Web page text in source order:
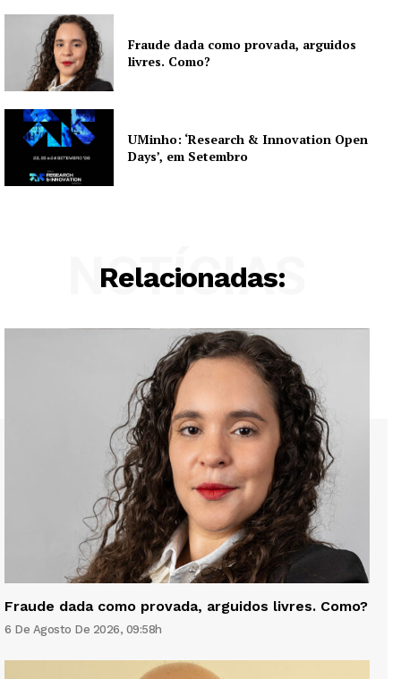
Fraude dada como provada, arguidos
livres. Como?
UMinho: ‘Research & Innovation Open
Days’, em Setembro
Relacionadas:
NOTÍCIAS
Fraude dada como provada, arguidos livres. Como?
6 De Agosto De 2026, 09:58h